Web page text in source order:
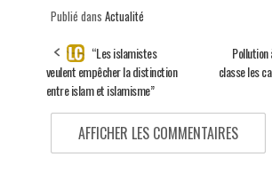
Publié dans Actualité
“Les islamistes
veulent empêcher la distinction
entre islam et islamisme”
Pollution
classe les
AFFICHER LES COMMENTAIRES